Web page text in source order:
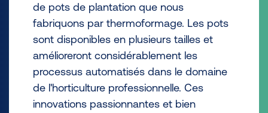
de pots de plantation que nous
fabriquons par thermoformage. Les pots
sont disponibles en plusieurs tailles et
amélioreront considérablement les
processus automatisés dans le domaine
de l'horticulture professionnelle. Ces
innovations passionnantes et bien